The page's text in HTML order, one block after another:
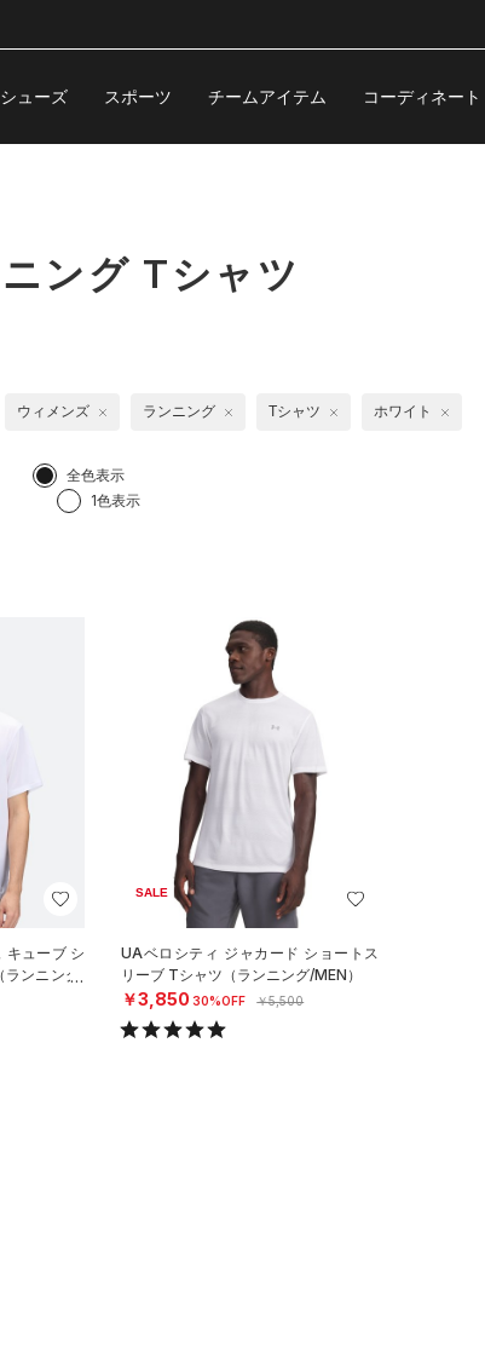
シューズ スポーツ チームアイテム コーディネート
ング Tシャツ
全色表示
1色表示
ウィメンズ ランニング Tシャツ ホワイト
キューブ シ
ンニング/
SALE
UAベロシティ ジャカード ショートス
リーブ Tシャツ（ランニング/MEN）
￥3,850 30%OFF ￥5,500